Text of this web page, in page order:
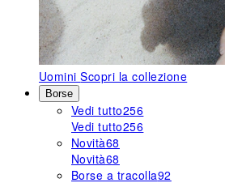
UominiScopri la collezione
Borse
Vedi tutto256
Vedi tutto256
Novità68
Novità68
Borse a tracolla92